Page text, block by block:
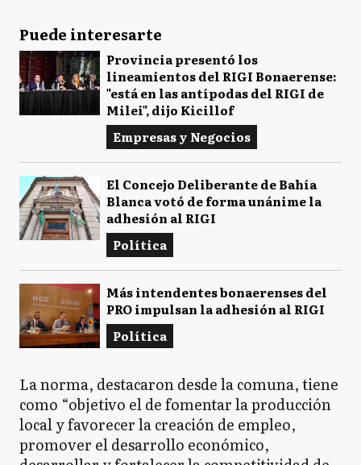
Puede interesarte
Provincia presentó los
lineamientos del RIGI Bonaerense:
"está en las antípodas del RIGI de
Milei", dijo Kicillof
Empresas y Negocios
El Concejo Deliberante de Bahía
Blanca votó de forma unánime la
adhesión al RIGI
Política
Más intendentes bonaerenses del
PRO impulsan la adhesión al RIGI
Política
La norma, destacaron desde la comuna, tiene
como “objetivo el de fomentar la producción
local y favorecer la creación de empleo,
promover el desarrollo económico,